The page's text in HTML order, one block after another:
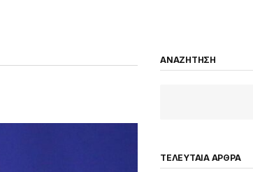
ΑΝΑΖΗΤΗΣΗ
ΤΕΛΕΥΤΑΙΑ ΑΡΘΡΑ